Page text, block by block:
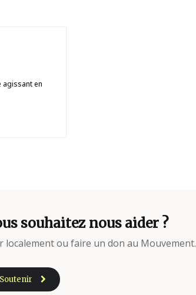
agissant en
souhaitez nous aider ?
localement ou faire un don au Mouvement.
Soutenir